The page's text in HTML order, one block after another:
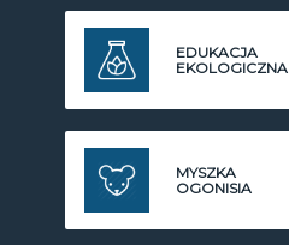
EDUKACJA
EKOLOGICZNA
MYSZKA
OGONISIA